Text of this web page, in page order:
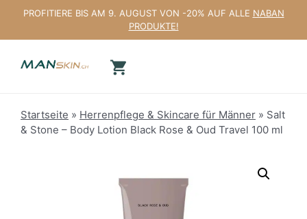
springen
PROFITIERE BIS AM 9. AUGUST VON -20% AUF ALLE NABAN
PRODUKTE!
Startseite » Herrenpflege & Skincare für Männer » Salt
& Stone – Body Lotion Black Rose & Oud Travel 100 ml